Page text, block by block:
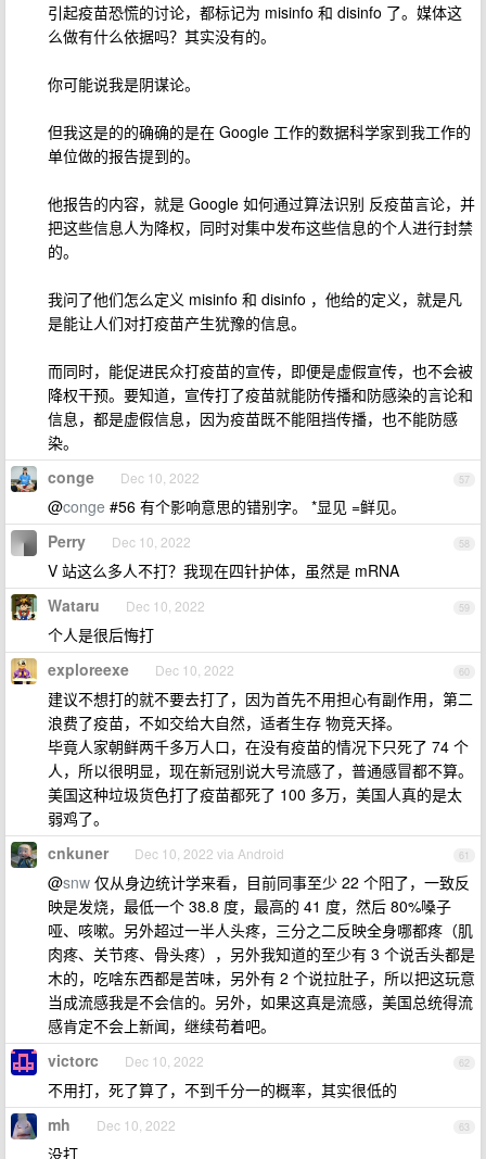
引起疫苗恐慌的讨论，都标记为 misinfo 和 disinfo 了。媒体这
么做有什么依据吗？其实没有的。
你可能说我是阴谋论。
但我这是的的确确的是在 Google 工作的数据科学家到我工作的
单位做的报告提到的。
他报告的内容，就是 Google 如何通过算法识别 反疫苗言论，并
把这些信息人为降权，同时对集中发布这些信息的个人进行封禁
的。
我问了他们怎么定义 misinfo 和 disinfo ，他给的定义，就是凡
是能让人们对打疫苗产生犹豫的信息。
而同时，能促进民众打疫苗的宣传，即便是虚假宣传，也不会被
降权干预。要知道，宣传打了疫苗就能防传播和防感染的言论和
信息，都是虚假信息，因为疫苗既不能阻挡传播，也不能防感
染。
57
conge Dec 10, 2022
@conge #56 有个影响意思的错别字。 *显见 =鲜见。
58
Perry Dec 10, 2022
V 站这么多人不打？我现在四针护体，虽然是 mRNA
59
Wataru Dec 10, 2022
个人是很后悔打
60
exploreexe Dec 10, 2022
建议不想打的就不要去打了，因为首先不用担心有副作用，第二
浪费了疫苗，不如交给大自然，适者生存 物竞天择。
毕竟人家朝鲜两千多万人口，在没有疫苗的情况下只死了 74 个
人，所以很明显，现在新冠别说大号流感了，普通感冒都不算。
美国这种垃圾货色打了疫苗都死了 100 多万，美国人真的是太
弱鸡了。
61
cnkuner Dec 10, 2022 via Android
@snw 仅从身边统计学来看，目前同事至少 22 个阳了，一致反
映是发烧，最低一个 38.8 度，最高的 41 度，然后 80%嗓子
哑、咳嗽。另外超过一半人头疼，三分之二反映全身哪都疼（肌
肉疼、关节疼、骨头疼），另外我知道的至少有 3 个说舌头都是
木的，吃啥东西都是苦味，另外有 2 个说拉肚子，所以把这玩意
当成流感我是不会信的。另外，如果这真是流感，美国总统得流
感肯定不会上新闻，继续苟着吧。
62
victorc Dec 10, 2022
不用打，死了算了，不到千分一的概率，其实很低的
63
mh Dec 10, 2022
没打